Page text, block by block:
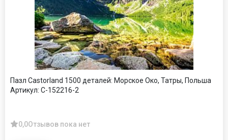
Пазл Castorland 1500 деталей: Морское Око, Татры, Польша
Артикул: C-152216-2
0,0Отзывов пока нет